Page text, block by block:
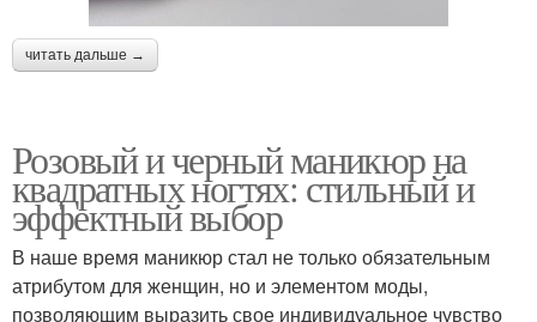
читать дальше →
Розовый и черный маникюр на
квадратных ногтях: стильный и
эффектный выбор
В наше время маникюр стал не только обязательным
атрибутом для женщин, но и элементом моды,
позволяющим выразить свое индивидуальное чувство